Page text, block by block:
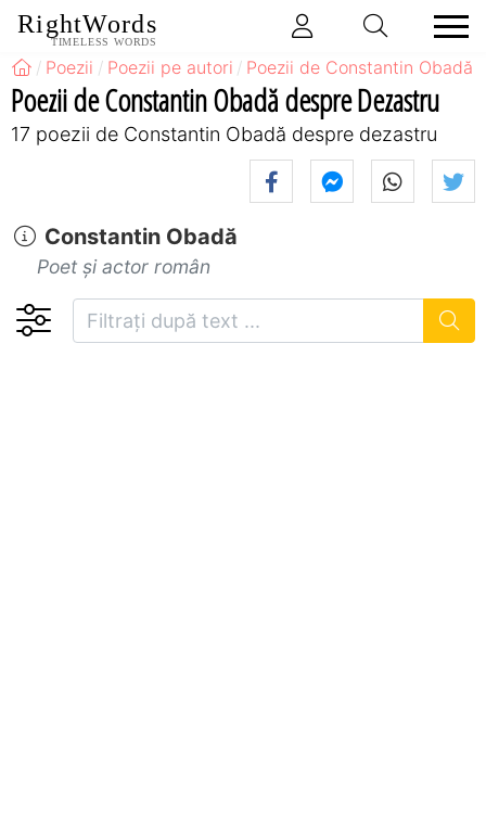
RightWords
TIMELESS WORDS
Poezii Poezii pe autori Poezii de Constantin Obadă
Poezii de Constantin Obadă despre Dezastru
17 poezii de Constantin Obadă despre dezastru
Constantin Obadă
Poet și actor român